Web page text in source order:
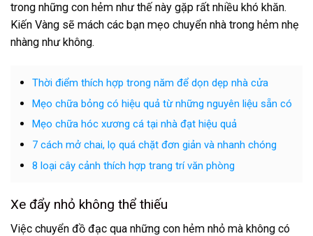
trong những con hẻm như thế này gặp rất nhiều khó khăn.
Kiến Vàng sẽ mách các bạn mẹo chuyển nhà trong hẻm nhẹ
nhàng như không.
Thời điểm thích hợp trong năm để dọn dẹp nhà cửa
Mẹo chữa bỏng có hiệu quả từ những nguyên liệu sẵn có
Mẹo chữa hóc xương cá tại nhà đạt hiệu quả
7 cách mở chai, lọ quá chặt đơn giản và nhanh chóng
8 loại cây cảnh thích hợp trang trí văn phòng
Xe đẩy nhỏ không thể thiếu
Việc chuyển đồ đạc qua những con hẻm nhỏ mà không có